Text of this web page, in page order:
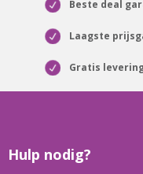
Beste deal
Laagste
Gratis
Hulp nodig?